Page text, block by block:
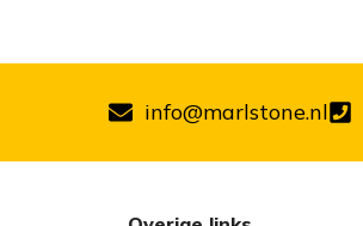
info@marlstone.nl